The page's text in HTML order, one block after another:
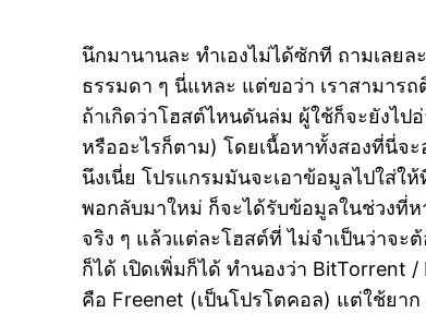
นึกมานานละ ทำเองไม่ได้ซักที ถามเลย
ธรรมดา ๆ นี่แหละ แต่ขอว่า เราสามาร
ถ้าเกิดว่าโฮสต์ไหนดันล่ม ผู้ใช้ก็จะยังไ
หรืออะไรก็ตาม) โดยเนื้อหาทั้งสองที่นี่จ
นึงเนี่ย โปรแกรมมันจะเอาข้อมูลไปใส่
พอกลับมาใหม่ ก็จะได้รับข้อมูลในช่วงที่ห
จริง ๆ แล้วแต่ละโฮสต์ที่ ไม่จำเป็นว่าจะ
ก็ได้ เปิดเพิ่มก็ได้ ทำนองว่า BitTorrent
คือ Freenet (เป็นโปรโตคอล) แต่ใช้ยา